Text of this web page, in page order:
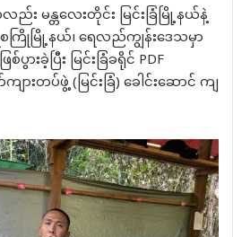
မန္တလေးတိုင်း မြင်းခြံမြို့နယ်နဲ့
ြိုမြို့နယ်၊ ရေလည်ကျွန်းဒေသမှာ
ပွားခဲ့ပြီး မြင်းခြံခရိုင် PDF
ျားတပ်ဖွဲ့ (မြင်းခြံ) ခေါင်းဆောင် ကျ